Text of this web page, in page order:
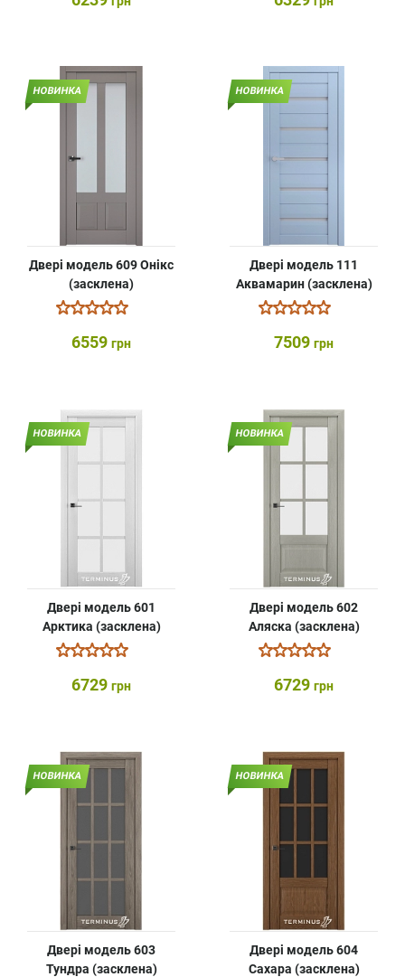
НОВИНКА
Двері модель 609 Онікс
(засклена)
6559 грн
НОВИНКА
Двері модель 111
Аквамарин (засклена)
7509 грн
НОВИНКА
Двері модель 601
Арктика (засклена)
6729 грн
НОВИНКА
Двері модель 602
Аляска (засклена)
6729 грн
НОВИНКА
Двері модель 603
Тундра (засклена)
НОВИНКА
Двері модель 604
Сахара (засклена)